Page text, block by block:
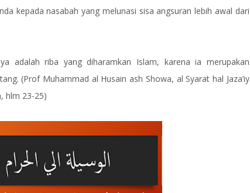
kepada nasabah yang melunasi sisa angsuran lebih awal dari
adalah riba yang diharamkan Islam, karena ia merupakan
(Prof Muhammad al Husain ash Showa, al Syarat hal Jaza’iy
hlm 23-25)